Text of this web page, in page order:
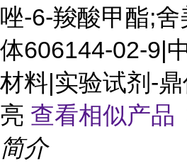
唑-6-羧酸甲酯;舍
体606144-02-9|
材料|实验试剂-
亮 查看相似产品
简介